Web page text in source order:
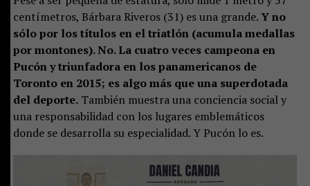
centímetros, Bárbara Riveros (31) es una grande.Y no
sólo por los títulos en el triatlón (acumula medallas
por montones). No. La cuatro veces campeona en
Pucón y triunfadora en los panamericanos de
Toronto en 2015; es algo más que una superdotada
del deporte.También muestra una conciencia social y
una responsabilidad con los lugares emblemáticos
donde se desarrolla su especialidad. Y Pucón lo es.